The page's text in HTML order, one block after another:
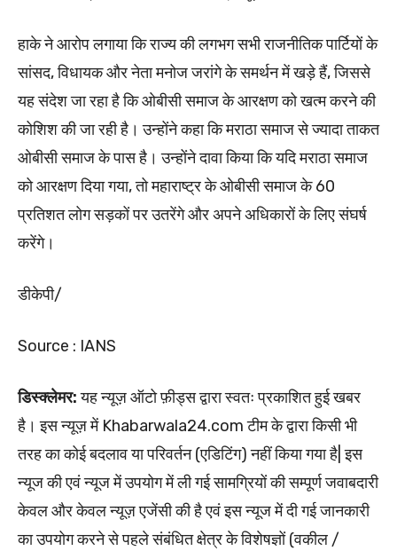
हाके ने आरोप लगाया कि राज्य की लगभग सभी राजनीतिक पार्टियों के
सांसद, विधायक और नेता मनोज जरांगे के समर्थन में खड़े हैं, जिससे
यह संदेश जा रहा है कि ओबीसी समाज के आरक्षण को खत्म करने की
कोशिश की जा रही है। उन्होंने कहा कि मराठा समाज से ज्यादा ताकत
ओबीसी समाज के पास है। उन्होंने दावा किया कि यदि मराठा समाज
को आरक्षण दिया गया, तो महाराष्ट्र के ओबीसी समाज के 60
प्रतिशत लोग सड़कों पर उतरेंगे और अपने अधिकारों के लिए संघर्ष
करेंगे।
डीकेपी/
Source : IANS
डिस्क्लेमर:यह न्यूज़ ऑटो फ़ीड्स द्वारा स्वतः प्रकाशित हुई खबर
है। इस न्यूज़ में Khabarwala24.com टीम के द्वारा किसी भी
तरह का कोई बदलाव या परिवर्तन (एडिटिंग) नहीं किया गया है| इस
न्यूज की एवं न्यूज में उपयोग में ली गई सामग्रियों की सम्पूर्ण जवाबदारी
केवल और केवल न्यूज़ एजेंसी की है एवं इस न्यूज में दी गई जानकारी
का उपयोग करने से पहले संबंधित क्षेत्र के विशेषज्ञों (वकील /